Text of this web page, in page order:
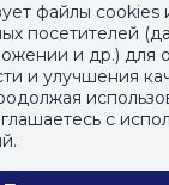
файлы cookies
посетителей
и др.) для
и улучшения
с